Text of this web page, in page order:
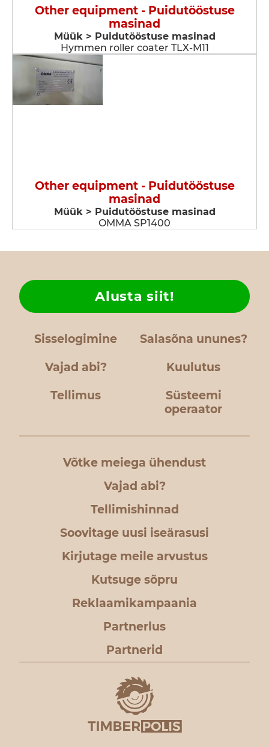
Other equipment - Puidutööstuse
masinad
Müük > Puidutööstuse masinad
Hymmen roller coater TLX-M11
Other equipment - Puidutööstuse
masinad
Müük > Puidutööstuse masinad
OMMA SP1400
Sisselogimine Salasõna ununes?
Vajad abi?
Alusta siit!
Kuulutus
Tellimus
Süsteemi
operaator
Võtke meiega ühendust
Vajad abi?
Tellimishinnad
Soovitage uusi iseärasusi
Kirjutage meile arvustus
Kutsuge sõpru
Reklaamikampaania
Partnerlus
Partnerid